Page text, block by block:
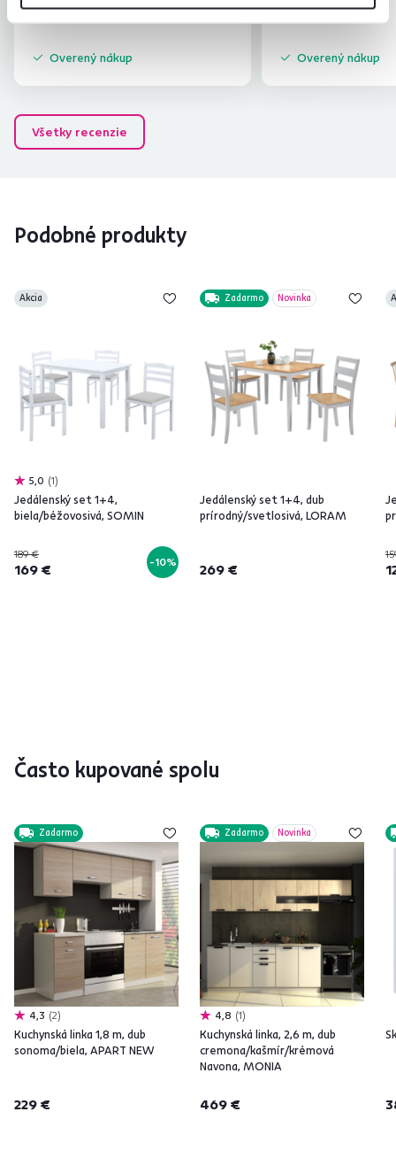
Overený nákup Overený nákup
Všetky recenzie
Podobné produkty
Akcia
5,0 1
Jedálenský set 1+4,
biela/béžovosivá, SOMIN
189 €
169 € -10%
Zadarmo Novinka
Jedálenský set 1+4, dub
prírodný/svetlosivá, LORAM
269 €
Často kupované spolu
Zadarmo
4,3 2
Kuchynská linka 1,8 m, dub
sonoma/biela, APART NEW
229 €
Zadarmo Novinka
4,8 1
Kuchynská linka, 2,6 m, dub
cremona/kašmír/krémová
Navona, MONIA
469 €